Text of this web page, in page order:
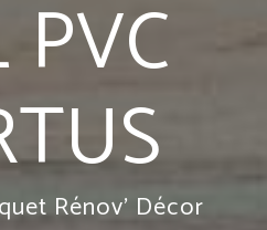
Rénov' Décor